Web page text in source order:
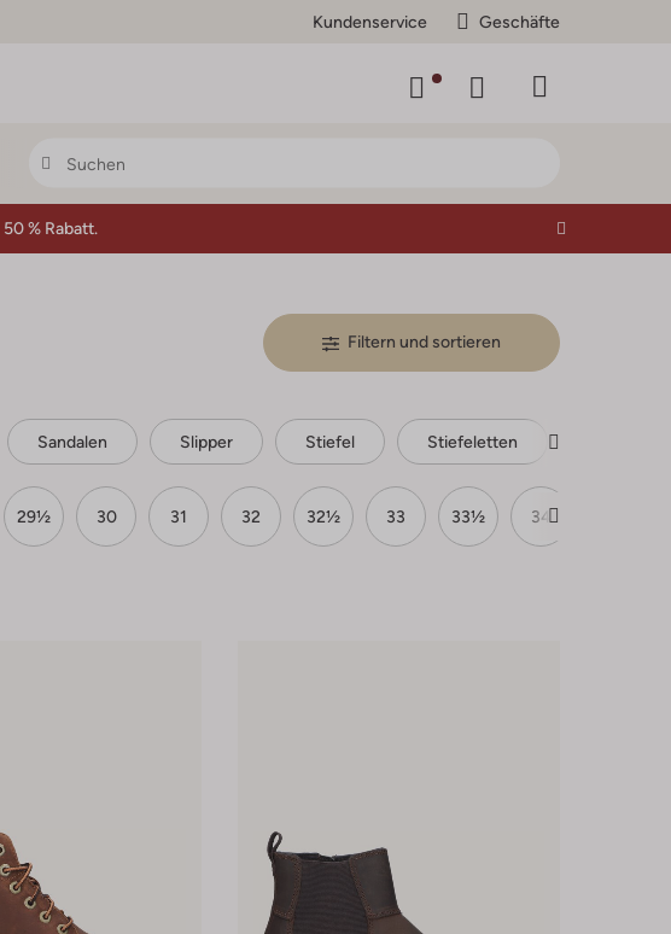
Kundenservice Geschäfte
50 % Rabatt.
Filtern und sortieren
Sandalen Slipper Stiefel Stiefeletten
29½ 30 31 32 32½ 33 33½ 34